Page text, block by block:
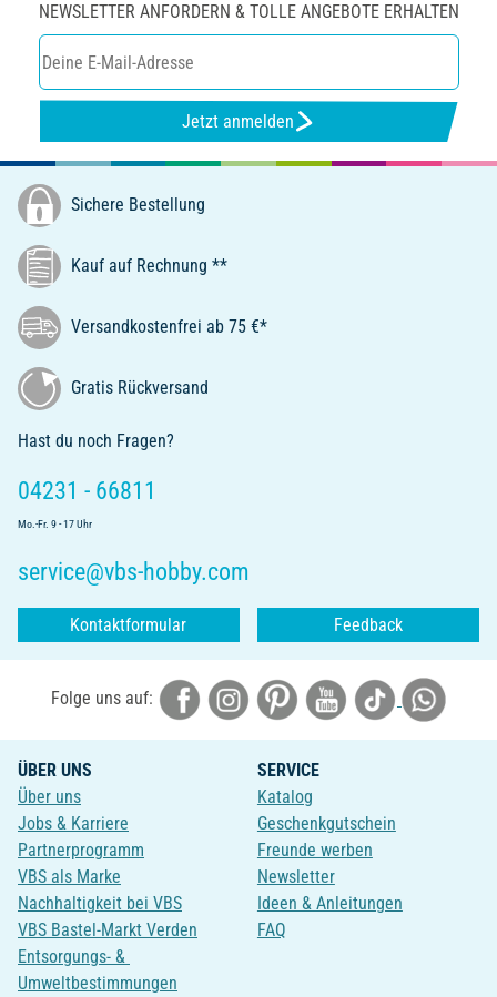
NEWSLETTER ANFORDERN & TOLLE ANGEBOTE ERHALTEN
Jetzt anmelden
Sichere Bestellung
Kauf auf Rechnung **
Versandkostenfrei ab 75 €*
Gratis Rückversand
Hast du noch Fragen?
04231 - 66811
Mo.-Fr. 9 - 17 Uhr
service@vbs-hobby.com
Kontaktformular Feedback
Folge uns auf:
ÜBER UNS
Über uns
Jobs & Karriere
Partnerprogramm
VBS als Marke
Nachhaltigkeit bei VBS
VBS Bastel-Markt Verden
Entsorgungs- &
Umweltbestimmungen
SERVICE
Katalog
Geschenkgutschein
Freunde werben
Newsletter
Ideen & Anleitungen
FAQ